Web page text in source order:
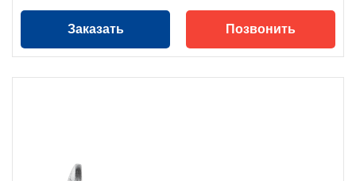
Заказать Позвонить